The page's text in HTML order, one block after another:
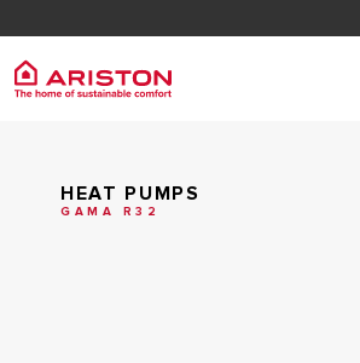
HEAT PUMPS
GAMA R32